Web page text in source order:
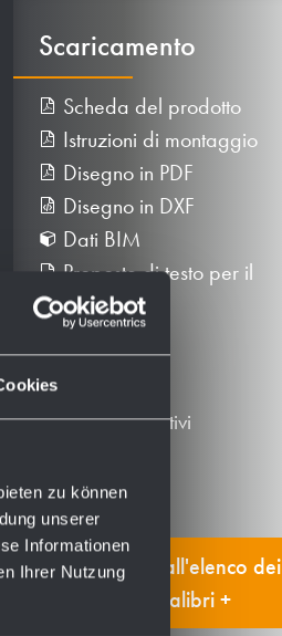
zu können
unserer
Informationen
Ihrer Nutzung
Scaricamento
Scheda del prodotto
Istruzioni di montaggio
Disegno in PDF
Disegno in DXF
Dati BIM
Proposte di testo per il
capitolato
Più
Prodotti alternativi
Aggiungi all'elenco dei
segnalibri +